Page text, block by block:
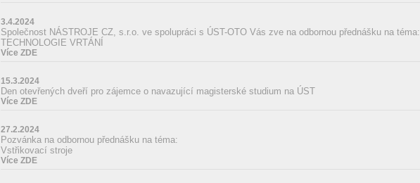
3.4.2024
Společnost NÁSTROJE CZ, s.r.o. ve spolupráci s ÚST-OTO Vás zve na odbornou přednášku na téma:
TECHNOLOGIE VRTÁNÍ
Více ZDE
15.3.2024
Den otevřených dveří pro zájemce o navazující magisterské studium na ÚST
Více ZDE
27.2.2024
Pozvánka na odbornou přednášku na téma:
Vstřikovací stroje
Více ZDE